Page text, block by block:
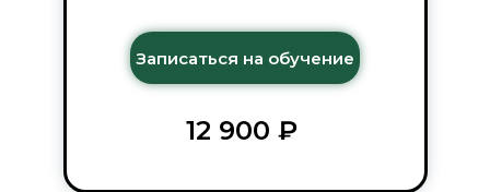
12 900 ₽
Записаться на обучение